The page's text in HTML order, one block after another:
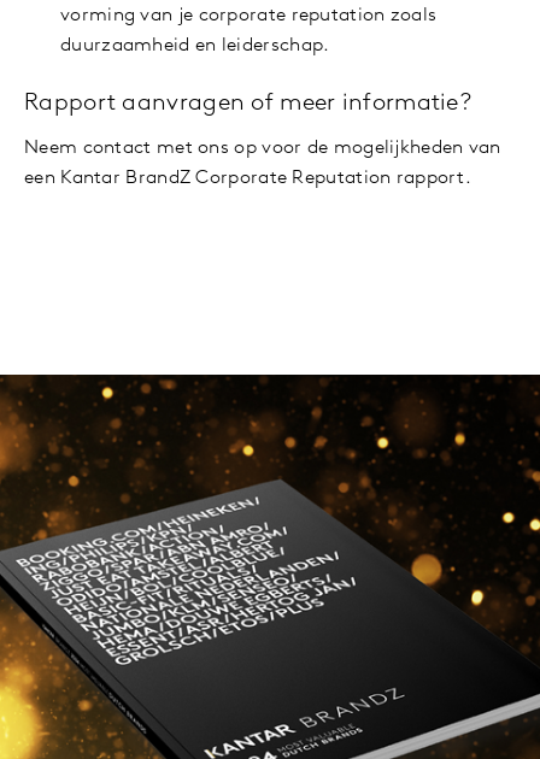
vorming van je corporate reputation zoals
duurzaamheid en leiderschap.
Rapport aanvragen of meer informatie?
Neem contact met ons op voor de mogelijkheden van
een Kantar BrandZ Corporate Reputation rapport.